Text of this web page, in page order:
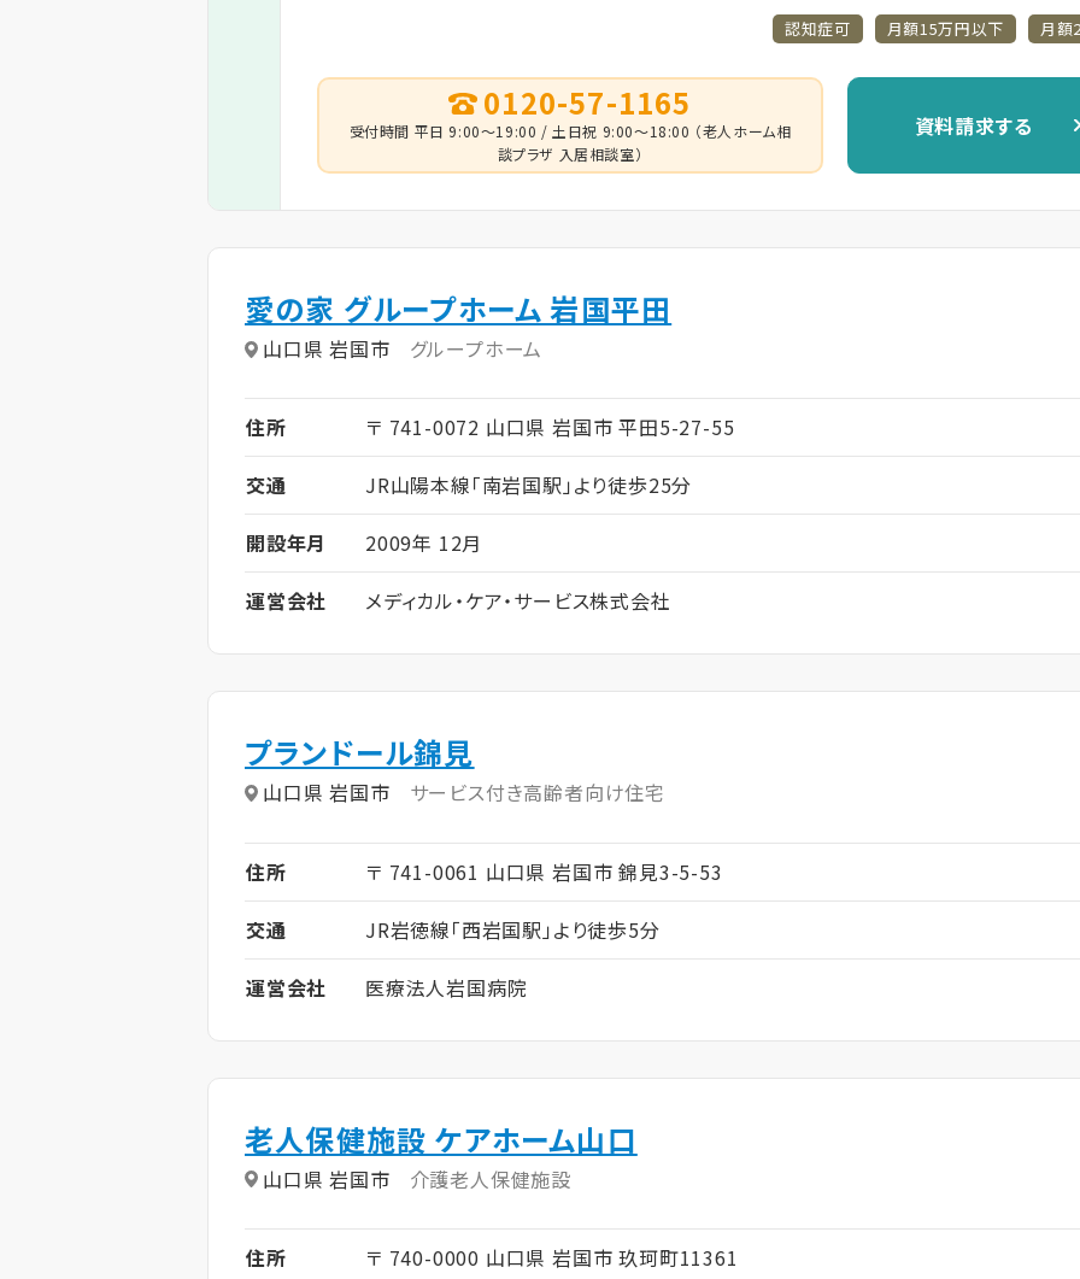
認知症可 月額15万円以下 月額
0120-57-1165
受付時間 平日 9:00～19:00 / 土日祝 9:00～18:00 （老人ホーム相
談プラザ 入居相談室）
資料請求する
愛の家 グループホーム 岩国平田
山口県 岩国市 グループホーム
住所
〒 741-0072 山口県 岩国市 平田5-27-55
交通
JR山陽本線「南岩国駅」より徒歩25分
開設年月
2009年 12月
運営会社
メディカル・ケア・サービス株式会社
プランドール錦見
山口県 岩国市 サービス付き高齢者向け住宅
住所
〒 741-0061 山口県 岩国市 錦見3-5-53
交通
JR岩徳線「西岩国駅」より徒歩5分
運営会社
医療法人岩国病院
老人保健施設 ケアホーム山口
山口県 岩国市 介護老人保健施設
住所
〒 740-0000 山口県 岩国市 玖珂町11361